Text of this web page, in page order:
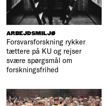
ARBEJDSMILJØ
Forsvarsforskning rykker
tættere på KU og rejser
svære spørgsmål om
forskningsfrihed